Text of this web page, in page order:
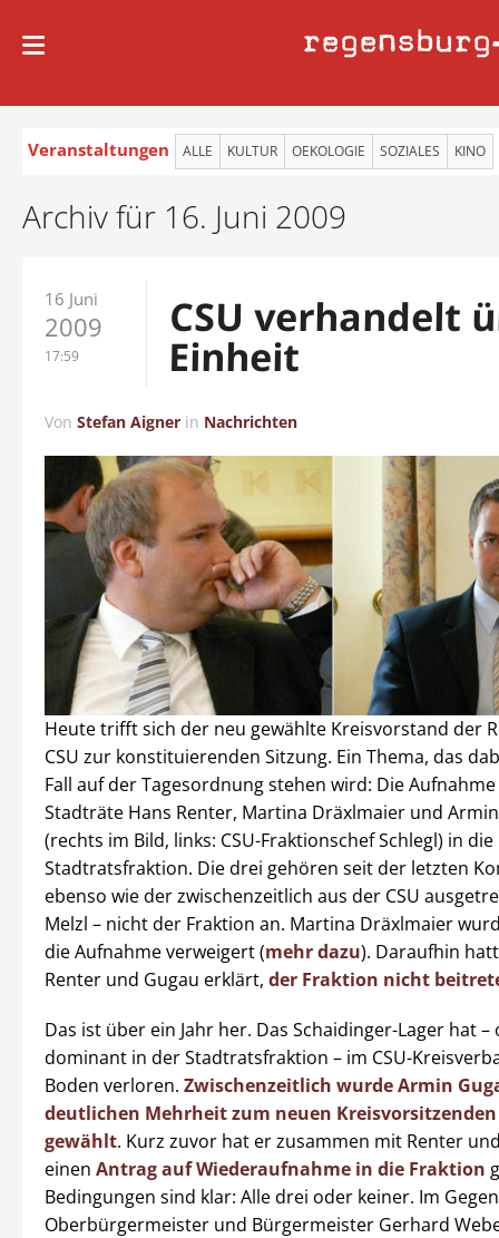
regensburg
Veranstaltungen ALLE KULTUR OEKOLOGIE SOZIALES KINO
Archiv für 16. Juni 2009
16 Juni
2009
17:59
CSU verhandelt
Einheit
Von Stefan Aigner in Nachrichten
Heute trifft sich der neu gewählte Kreisvorstand der
CSU zur konstituierenden Sitzung. Ein Thema, das
Fall auf der Tagesordnung stehen wird: Die
Stadträte Hans Renter, Martina Dräxlmaier und
(rechts im Bild, links: CSU-Fraktionschef Schlegl) in die
Stadtratsfraktion. Die drei gehören seit der letzten
ebenso wie der zwischenzeitlich aus der CSU
Melzl – nicht der Fraktion an. Martina Dräxlmaier
die Aufnahme verweigert (mehr dazu). Daraufhin
Renter und Gugau erklärt, der Fraktion nicht
Das ist über ein Jahr her. Das Schaidinger-Lager hat –
dominant in der Stadtratsfraktion – im CSU-
Boden verloren. Zwischenzeitlich wurde Armin
deutlichen Mehrheit zum neuen Kreisvorsitzenden
gewählt. Kurz zuvor hat er zusammen mit Renter
einen Antrag auf Wiederaufnahme in die Fraktion
Bedingungen sind klar: Alle drei oder keiner. Im
Oberbürgermeister und Bürgermeister Gerhard